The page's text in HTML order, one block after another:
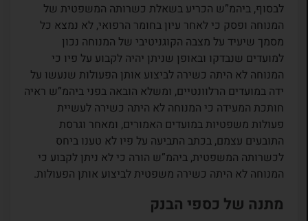
לבסוף, ביהמ”ש הכריע בשאלת כשרותה המשפטית של
המנוחה ופסק כי לאחר עיון בחומר הרפואי, לא נמצא כל
מסמך שיעיד על מצבה הקוגניטיבי של המנוחה נכון
למועדים שנבדקו ובאופן שניתן יהיה לקבוע על פיו כי
המנוחה לא היתה כשירה לביצוע אותן הפעולות שנעשו על
ידה במועדים הרלוונטיים, ומשלא הובאה בפני ביהמ”ש ראיה
חותכת המעידה כי המנוחה לא היתה כשירה לעשיית
פעולות משפטיות במועדים האמורים, ומאחר וגרסת
התובעים עצמם, בכתב התביעה על פיו לא טענו ביחס
לכשרותה המשפטית, ביהמ”ש הורה כי לא ניתן לקבוע כי
המנוחה לא היתה כשירה משפטית לביצוע אותן הפעולות.
מתנה של כספי הבנק